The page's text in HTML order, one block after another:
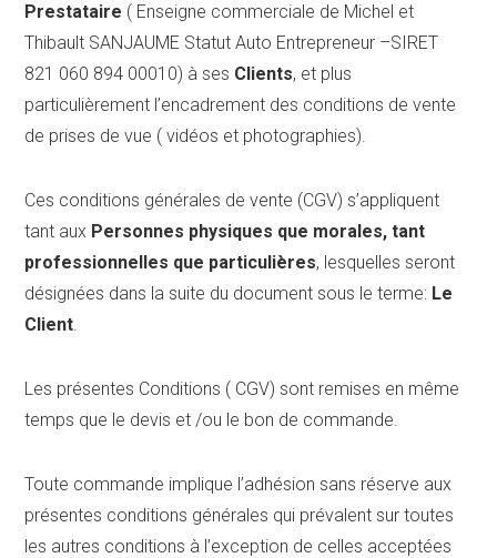
Prestataire ( Enseigne commerciale de Michel et
Thibault SANJAUME Statut Auto Entrepreneur –SIRET
821 060 894 00010) à ses Clients, et plus
particulièrement l’encadrement des conditions de vente
de prises de vue ( vidéos et photographies).
Ces conditions générales de vente (CGV) s’appliquent
tant aux Personnes physiques que morales, tant
professionnelles que particulières, lesquelles seront
désignées dans la suite du document sous le terme: Le
Client.
Les présentes Conditions ( CGV) sont remises en même
temps que le devis et /ou le bon de commande.
Toute commande implique l’adhésion sans réserve aux
présentes conditions générales qui prévalent sur toutes
les autres conditions à l’exception de celles acceptées